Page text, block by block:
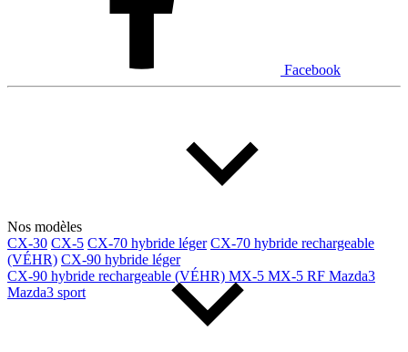
Facebook
Nos modèles
CX-30 CX-5 CX-70 hybride léger CX-70 hybride rechargeable
(VÉHR) CX-90 hybride léger
CX-90 hybride rechargeable (VÉHR) MX-5 MX-5 RF Mazda3
Mazda3 sport